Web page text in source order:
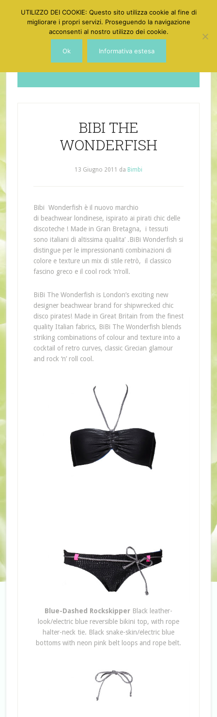
Dotgirl
BIBI THE
WONDERFISH
13 Giugno 2011 da Bimbi
Bibi Wonderfish èil nuovo marchio
di beachwearlondinese, ispirato ai pirati chic delle
discoteche ! Made in Gran Bretagna,
i tessuti
sono italiani di altissima qualita’.BiBi Wonderfish si
distingue per le impressionanti combinazioni di
colore e textureun mix di stile retrò, il classico
fascino greco e il cool rock ‘n‘roll .
BiBi The Wonderfish is London’s exciting new
designer beachwear brand for shipwrecked chic
disco pirates! Made in Great Britain from the finest
quality Italian fabrics, BiBi The Wonderfish blends
striking combinations of colour and texture into a
cocktail of retro curves, classic Grecian glamour
and rock ‘n’ roll cool.
Blue-Dashed RockskipperBlack leather-
look/electric blue reversible bikini top, with rope
halter-neck tie. Black snake-skin/electric blue
bottoms with neon pink belt loops and rope belt.
UTILIZZO DEI COOKIE: Questo sito utilizza cookie al fine di
migliorare i propri servizi. Proseguendo la navigazione
acconsenti al nostro utilizzo dei cookie.
Ok Informativa estesa